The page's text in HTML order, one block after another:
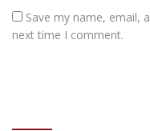
Save my name, email,
next time I comment.